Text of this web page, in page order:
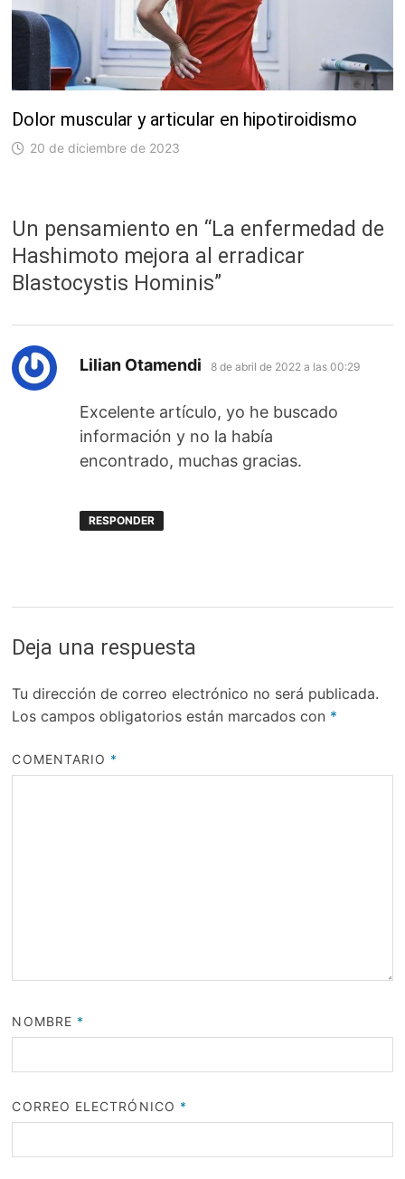
Dolor muscular y articular en hipotiroidismo
20 de diciembre de 2023
Un pensamiento en “La enfermedad de
Hashimoto mejora al erradicar
Blastocystis Hominis”
Lilian Otamendi dice:
8 de abril de 2022 a las 00:29
Excelente artículo, yo he buscado
información y no la había
encontrado, muchas gracias.
RESPONDER
Deja una respuesta
Tu dirección de correo electrónico no será publicada.
Los campos obligatorios están marcados con *
COMENTARIO *
NOMBRE *
CORREO ELECTRÓNICO *